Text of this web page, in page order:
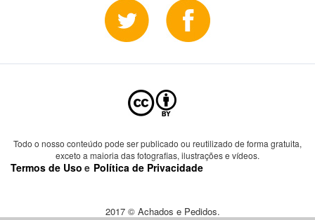
Todo o nosso conteúdo pode ser publicado ou reutilizado de forma gratuita,
exceto a maioria das fotografias, ilustrações e vídeos.
Termos de Uso e Política de Privacidade
2017 © Achados e Pedidos.